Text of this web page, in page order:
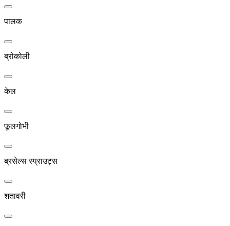
पालक
ब्रोकोली
केल
फूलगोभी
ब्रसेल्स स्प्राउट्स
शतावरी